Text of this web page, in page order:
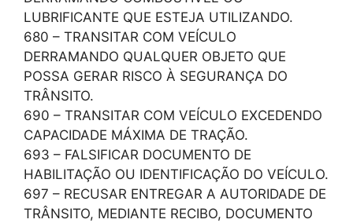
LUBRIFICANTE QUE ESTEJA UTILIZANDO.
680 – TRANSITAR COM VEÍCULO
DERRAMANDO QUALQUER OBJETO QUE
POSSA GERAR RISCO À SEGURANÇA DO
TRÂNSITO.
690 – TRANSITAR COM VEÍCULO EXCEDENDO
CAPACIDADE MÁXIMA DE TRAÇÃO.
693 – FALSIFICAR DOCUMENTO DE
HABILITAÇÃO OU IDENTIFICAÇÃO DO VEÍCULO.
697 – RECUSAR ENTREGAR A AUTORIDADE DE
TRÂNSITO, MEDIANTE RECIBO, DOCUMENTO